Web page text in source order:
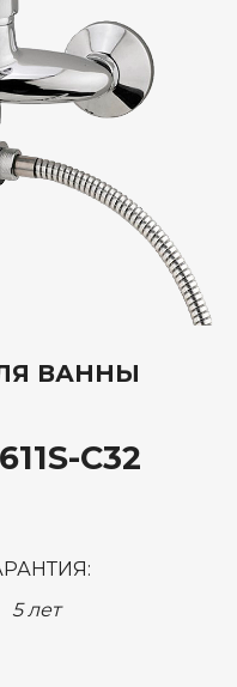
ВАННЫ
C32
5 лет